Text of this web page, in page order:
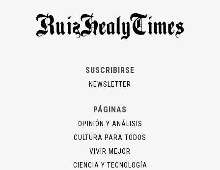
SUSCRIBIRSE
NEWSLETTER
PÁGINAS
OPINIÓN Y ANÁLISIS
CULTURA PARA TODOS
VIVIR MEJOR
CIENCIA Y TECNOLOGÍA